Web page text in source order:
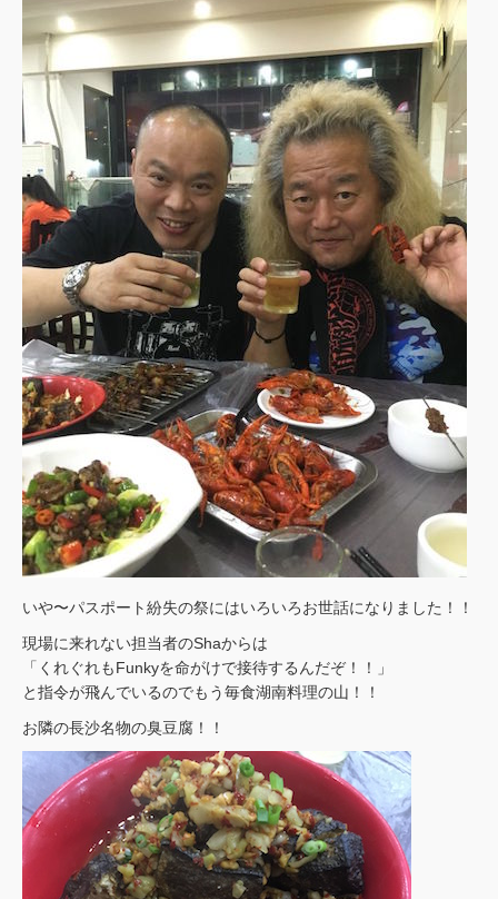
いや〜パスポート紛失の祭にはいろいろお世話になりました！！
現場に来れない担当者のShaからは
「くれぐれもFunkyを命がけで接待するんだぞ！！」
と指令が飛んでいるのでもう毎食湖南料理の山！！
お隣の長沙名物の臭豆腐！！